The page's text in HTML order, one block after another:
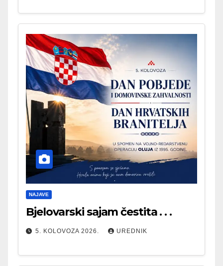
NAJAVE
Bjelovarski sajam čestita . . .
5. KOLOVOZA 2026. UREDNIK